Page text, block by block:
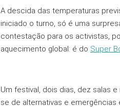
A descida das temperaturas
iniciado o turno, só é uma
contestação para os activistas,
aquecimento global: é do Super
Um festival, dois dias, dez salas
se de alternativas e emergências